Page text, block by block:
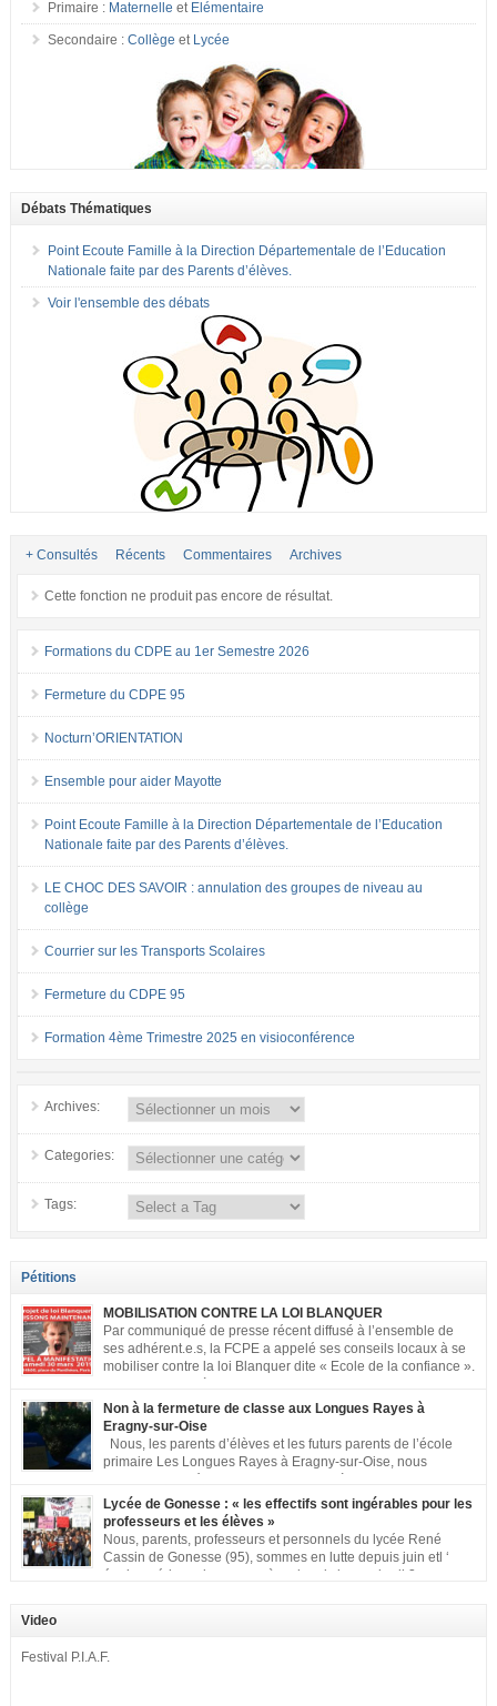
Primaire : Maternelle et Elémentaire
Secondaire : Collège et Lycée
Débats Thématiques
Point Ecoute Famille à la Direction Départementale de l’Education
Nationale faite par des Parents d’élèves.
Voir l'ensemble des débats
+ Consultés Récents Commentaires Archives
Cette fonction ne produit pas encore de résultat.
Formations du CDPE au 1er Semestre 2026
Fermeture du CDPE 95
Nocturn’ORIENTATION
Ensemble pour aider Mayotte
Point Ecoute Famille à la Direction Départementale de l’Education
Nationale faite par des Parents d’élèves.
LE CHOC DES SAVOIR : annulation des groupes de niveau au
collège
Courrier sur les Transports Scolaires
Fermeture du CDPE 95
Formation 4ème Trimestre 2025 en visioconférence
Archives:
Categories:
Tags:
Pétitions
MOBILISATION CONTRE LA LOI BLANQUER
Par communiqué de presse récent diffusé à l’ensemble de
ses adhérent.e.s, la FCPE a appelé ses conseils locaux à se
mobiliser contre la loi Blanquer dite « Ecole de la confiance ».
met à votre disposition ce kit de mobilisation comprenant : 1 affiche
appelant […]
Non à la fermeture de classe aux Longues Rayes à
Eragny-sur-Oise
Nous, les parents d’élèves et les futurs parents de l’école
primaire Les Longues Rayes à Eragny-sur-Oise, nous
classe aux Longues Rayes ». Non à la dégradation continue des conditions
d’accueil et d’apprentissage de nos enfants à l’école primaire. Chaque
enfant a droit à […]
Lycée de Gonesse : « les effectifs sont ingérables pour les
professeurs et les élèves »
Nous, parents, professeurs et personnels du lycée René
Cassin de Gonesse (95), sommes en lutte depuis juin etl ‘
équipe pédagogique en grève depuis le vendredi 2
nombreuses classes de première et […]
Video
Festival P.I.A.F.